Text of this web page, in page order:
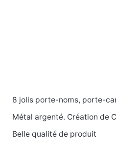
8 jolis porte-noms, porte-
Métal argenté. Création de
Belle qualité de produit
Poids